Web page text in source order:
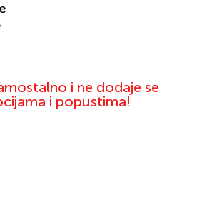
i ne dodaje se
i popustima!